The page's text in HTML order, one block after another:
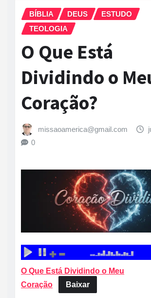
BÍBLIA DEUS
ESTUDO
TEOLOGIA
O Que Está
Dividindo o
Coração?
missaoamerica@gmail.com
0
O Que Está Dividindo o Meu
Coração
Baixar